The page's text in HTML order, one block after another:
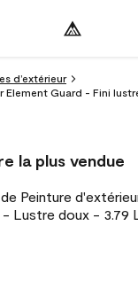
d’extérieur
Element Guard - Fini
la plus vendue